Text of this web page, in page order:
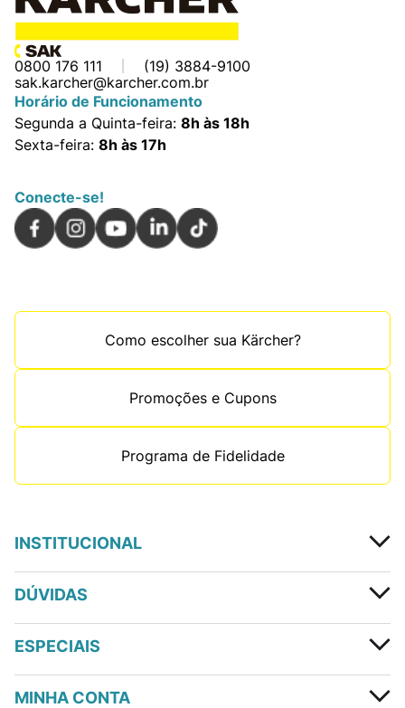
0800 176 111
(19) 3884-9100
sak.karcher@karcher.com.br
Horário de Funcionamento
Segunda a Quinta-feira: 8h às 18h
Sexta-feira: 8h às 17h
Conecte-se!
Como escolher sua Kärcher?
Promoções e Cupons
Programa de Fidelidade
INSTITUCIONAL
DÚVIDAS
ESPECIAIS
MINHA CONTA